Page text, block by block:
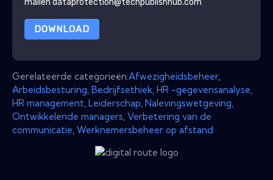
DOWNLOAD
Gerelateerde categorieën:Afwezigheidsbeheer,
Arbeidsbesturing Bedrijfsethiek HR -gegevensanalyse
HR management Leiderschap Nalevingswetgeving
Ontwikkelende managers Verbetering van de
communicatie Werknemersbeheer op afstand